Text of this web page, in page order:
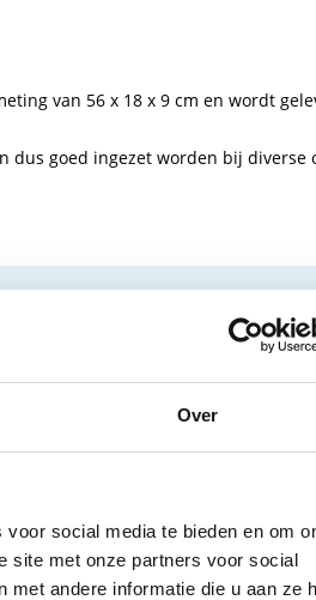
Over
social media te bieden en om
site met onze partners voor social
met andere informatie die u aan ze
van 56 x 18 x 9 cm en wordt
dus goed ingezet worden bij diverse